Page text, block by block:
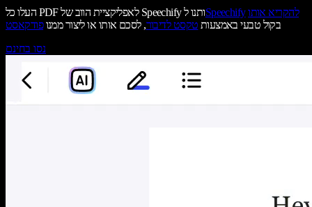
העלו כל PDF לאפליקציית הווב של Speechify ותנו לSpeechify להקריא אותו
בקול טבעי באמצעות טקסט לדיבור, לסכם אותו או ליצור ממנופודקאסט
נסו בחינם